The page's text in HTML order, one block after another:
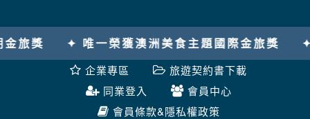
洲美食主題國際金旅獎 ✦ 2025唯一美加旅遊金
企業專區
旅遊契約書下載
同業登入
會員中心
會員條款&隱私權政策